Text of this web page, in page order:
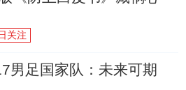
关注
男足国家队：未来可期